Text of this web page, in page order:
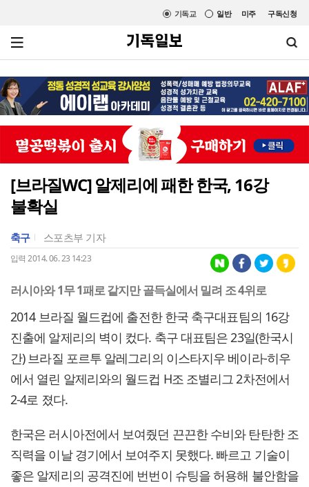
미주 구독신청
일반
기독교
[브라질WC] 알제리에 패한 한국, 16강
불확실
축구 스포츠부 기자
입력 2014. 06. 23 14:23
러시아와 1무 1패로 같지만 골득실에서 밀려 조 4위로
2014 브라질 월드컵에 출전한 한국 축구대표팀의 16강
진출에 알제리의 벽이 컸다. 축구 대표팀은 23일(한국시
간) 브라질 포르투 알레그리의 이스타지우 베이라-히우
에서 열린 알제리와의 월드컵 H조 조별리그 2차전에서
2-4로 졌다.
한국은 러시아전에서 보여줬던 끈끈한 수비와 탄탄한 조
직력을 이날 경기에서 보여주지 못했다. 빠르고 기술이
좋은 알제리의 공격진에 번번이 슈팅을 허용해 불안함을